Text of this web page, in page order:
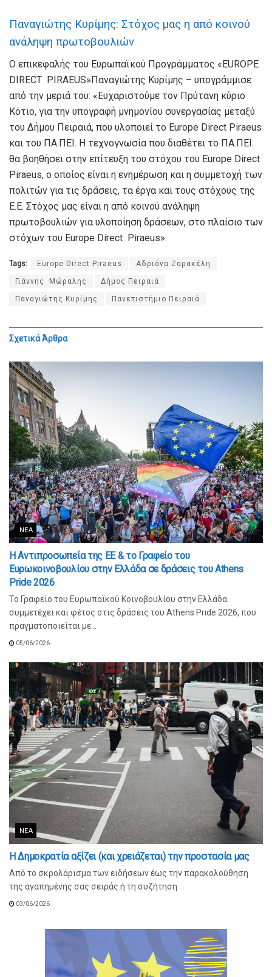
Παναγιώτης Κυρίμης: Στόχος μας η από κοινού
ανάληψη πρωτοβουλιών
Ο επικεφαλής του Ευρωπαϊκού Προγράμματος «EUROPE
DIRECT PIRAEUS»Παναγιώτης Κυρίμης – υπογράμμισε
από την μεριά του: «Ευχαριστούμε τον Πρύτανη κύριο
Κότιο, για την υπογραφή μνημονίου συνεργασίας μεταξύ
του Δήμου Πειραιά, που υλοποιεί το Europe Direct Piraeus
και του ΠΑ.ΠΕΙ. Η τεχνογνωσία που διαθέτει το ΠΑ.ΠΕΙ.
θα βοηθήσει στην επίτευξη του στόχου του Europe Direct
Piraeus, ο οποίος είναι η ενημέρωση και η συμμετοχή των
πολιτών για τις δράσεις, τα έργα και τους στόχους της
Ε.Ε. Στόχος μας είναι η από κοινού ανάληψη
πρωτοβουλιών για υλοποίηση δράσεων, στο πλαίσιο των
στόχων του Europe Direct Piraeus».
Tags: Europe Direct Piraeus Αδριάνα Ζαρακέλη
Γιάννης Μώραλης Δήμος Πειραιά
Παναγιώτης Κυρίμης Πανεπιστήμιο Πειραιά
ΣχετικάΆρθρα
ΝΈΑ
Η Αντιπροσωπεία της ΕΕ & το Γραφείο του
Ευρωκοινοβουλίου στην Ελλάδα σε δράσεις του Athens
Pride 2026
Το Γραφείο του Ευρωπαϊκού Κοινοβουλίου στην Ελλάδα
συμμετέχει και φέτος στις δράσεις του Athens Pride 2026, που
πραγματοποιείται με...
05/06/2026
ΝΈΑ
Η Δημοκρατία αξίζει (και χρειάζεται) την προστασία μας
Από το σκρολάρισμα των ειδήσεων έως την παρακολούθηση
της αγαπημένης σας σειράς ή τη συζήτηση
03/06/2026